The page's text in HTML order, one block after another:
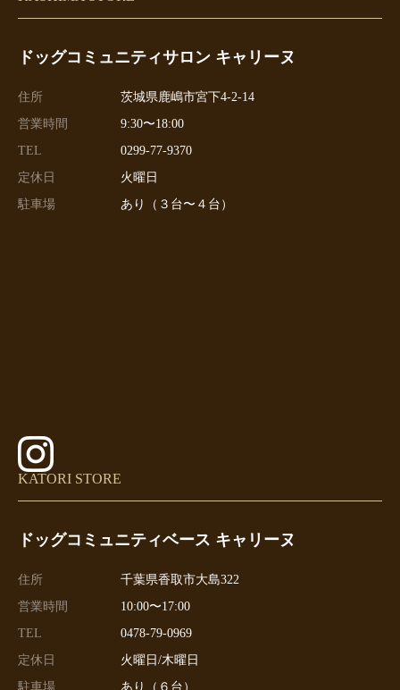
ドッグコミュニティサロン キャリーヌ
住所
茨城県鹿嶋市宮下4-2-14
営業時間
9:30〜18:00
TEL
0299-77-9370
定休日
火曜日
駐車場
あり（３台〜４台）
KATORI STORE
ドッグコミュニティベース キャリーヌ
住所
千葉県香取市大島322
営業時間
10:00〜17:00
TEL
0478-79-0969
定休日
火曜日/木曜日
駐車場
あり（６台）